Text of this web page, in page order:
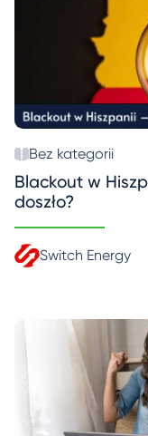
Bez kategorii
Blackout w
doszło?
Switch Energy